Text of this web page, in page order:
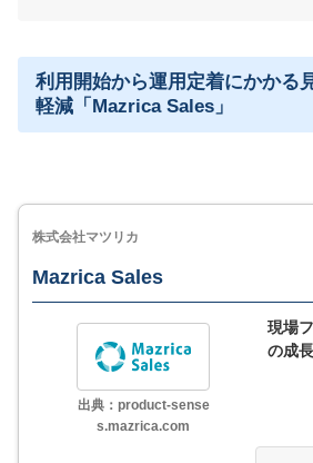
サービス詳細
利用開始から運用定着にかかる
軽減「Mazrica Sales」
株式会社マツリカ
Mazrica Sales
出典：product-sense
s.mazrica.com
現場
の成